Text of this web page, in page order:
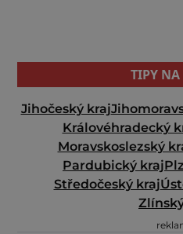
TIPY NA
Jihočeský kraj
Královéhradecký
Moravskoslezský
Pardubický kraj
Středočeský kraj